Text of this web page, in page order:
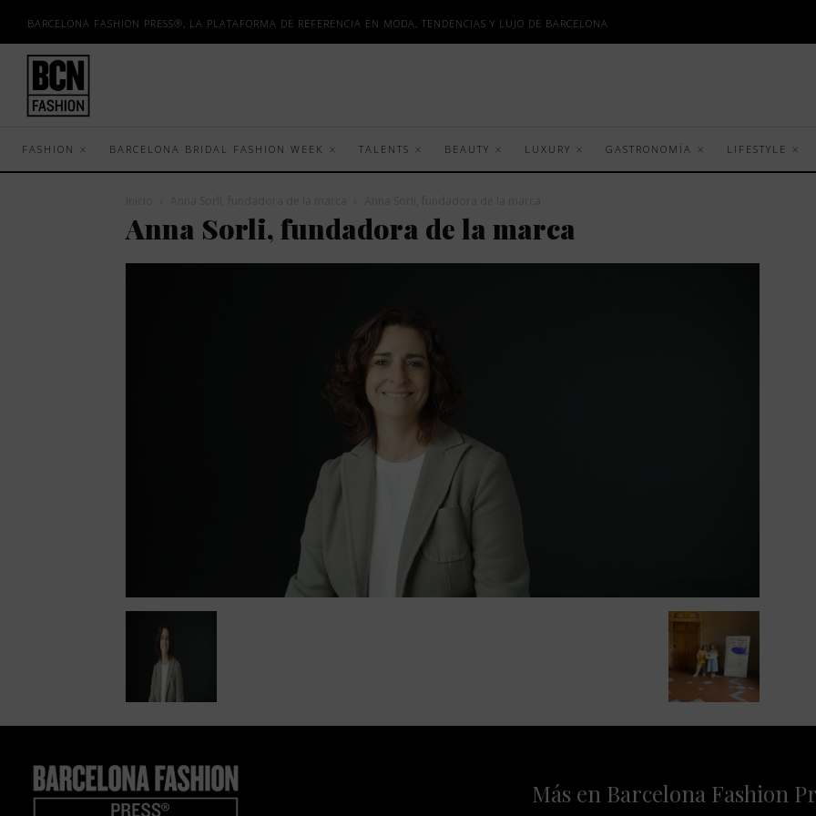
BARCELONA FASHION PRESS®, LA PLATAFORMA DE REFERENCIA EN MODA, TENDENCIAS Y LUJO DE BARCELONA
FASHION BARCELONA BRIDAL FASHION WEEK TALENTS BEAUTY LUXURY GASTRONOMÍA LIFESTYLE
Anna Sorli, fundadora de la marca
Más en Barcelona Fashion